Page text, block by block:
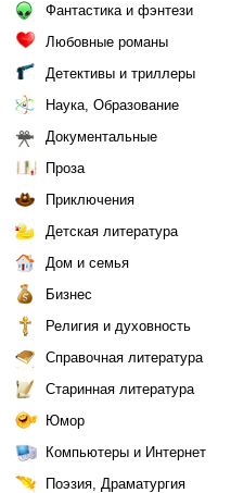
Фантастика и фэнтези
Любовные романы
Детективы и триллеры
Наука, Образование
Документальные
Проза
Приключения
Детская литература
Дом и семья
Бизнес
Религия и духовность
Справочная литература
Старинная литература
Юмор
Компьютеры и Интернет
Поэзия, Драматургия